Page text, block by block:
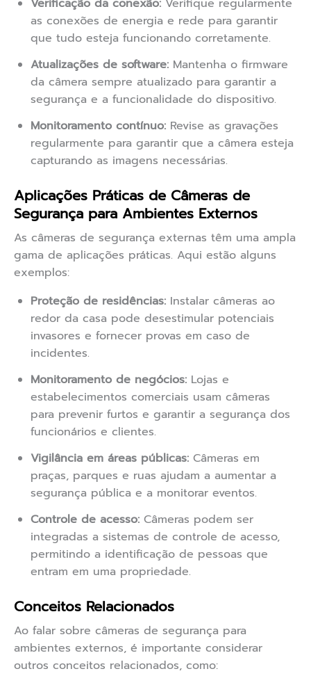
Verificação da conexão: Verifique regularmente
as conexões de energia e rede para garantir
que tudo esteja funcionando corretamente.
Atualizações de software: Mantenha o firmware
da câmera sempre atualizado para garantir a
segurança e a funcionalidade do dispositivo.
Monitoramento contínuo: Revise as gravações
regularmente para garantir que a câmera esteja
capturando as imagens necessárias.
Aplicações Práticas de Câmeras de
Segurança para Ambientes Externos
As câmeras de segurança externas têm uma ampla
gama de aplicações práticas. Aqui estão alguns
exemplos:
Proteção de residências: Instalar câmeras ao
redor da casa pode desestimular potenciais
invasores e fornecer provas em caso de
incidentes.
Monitoramento de negócios: Lojas e
estabelecimentos comerciais usam câmeras
para prevenir furtos e garantir a segurança dos
funcionários e clientes.
Vigilância em áreas públicas: Câmeras em
praças, parques e ruas ajudam a aumentar a
segurança pública e a monitorar eventos.
Controle de acesso: Câmeras podem ser
integradas a sistemas de controle de acesso,
permitindo a identificação de pessoas que
entram em uma propriedade.
Conceitos Relacionados
Ao falar sobre câmeras de segurança para
ambientes externos, é importante considerar
outros conceitos relacionados, como: